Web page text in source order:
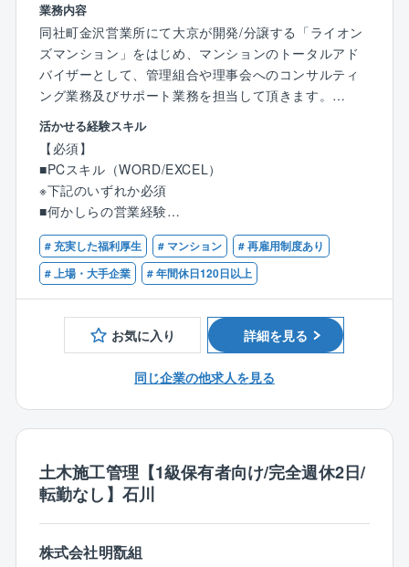
メンバーにて対応します。
■入社研修後、配属先OJTのほか、フォロー研修、階層
毎研修など学べる環境を整備。完全独り立ちは入社後1
年前後のイメージです。
■実例やノウハウを共有できる社内システム使用など、
情報連携が活発で、知識を積んでいただけます。
また、コミュニケーションツールを導入しているので
他部署の方とも密に連携を取りながら業務に取り組む
ことが可能です。
※『民法など法律』『財務/金融』『建築/設備』など幅
■中途が6割、新卒が4割と中途の方の割合の方が多く、
新卒/中途分け隔てなくご活躍されていらっしゃいま
す。
業務内容
同社町金沢営業所にて大京が開発/分譲する「ライオン
ズマンション」をはじめ、マンションのトータルアド
バイザーとして、管理組合や理事会へのコンサルティ
ング業務及びサポート業務を担当して頂きます。
マンション居住者の方々が快適且つ安全に生活を送れ
るようサポートして頂きます。
不動産業界でのご経験のある方はもちろんですが、異
業界で営業経験のある方も
幅広くご活躍いただけるようなフォロー体制も充実し
ております。
【具体的には】
■居住者の方々で構成される管理組合の運営をサポート
⇒課題解決のためのアドバイスやマンション運営ルー
ルの見直し、計画的な資金計画の提案など。
■修繕工事や防犯対策等の提案
⇒必要な修繕工事の提案、工事スケジュール管理を行
■担当マンションの定期巡回
⇒居住者様や管理員との面談や建物の状況確認をし
■管理費や修繕積立金等の未収金督促業務
■マンション内のコミュニティ形成のためのイベント提
【魅力ポイント】
活かせる経験スキル
【必須】
■PCスキル（WORD/EXCEL）
※下記のいずれか必須
■何かしらの営業経験
■不動産業界経験
【歓迎】
■マンション管理士
■宅地建物取引士
■管理業務主任者
# 充実した福利厚生 # マンション
# 再雇用制度あり
# 上場・大手企業
# 年間休日120日以上
お気に入り 詳細を見る
同じ企業の他求人を見る
土木施工管理【1級保有者向け/完全週休2日/
転勤なし】石川
株式会社明翫組